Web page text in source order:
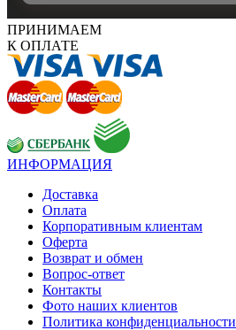
ПРИНИМАЕМ
К ОПЛАТЕ
ИНФОРМАЦИЯ
Доставка
Оплата
Корпоративным клиентам
Оферта
Возврат и обмен
Вопрос-ответ
Контакты
Фото наших клиентов
Политика конфиденциальности